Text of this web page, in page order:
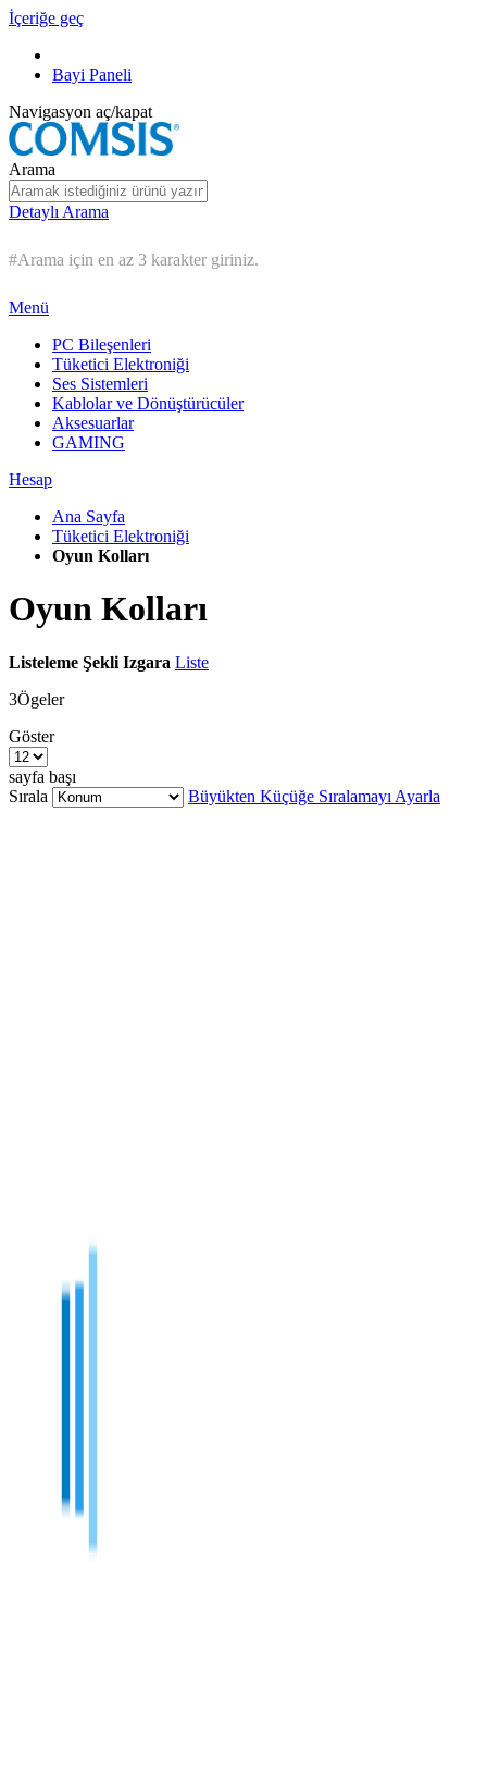
İçeriğe geç
Bayi Paneli
Navigasyon aç/kapat
Arama
Detaylı Arama
#Arama için en az 3 karakter giriniz.
Menü
PC Bileşenleri
Tüketici Elektroniği
Ses Sistemleri
Kablolar ve Dönüştürücüler
Aksesuarlar
GAMING
Hesap
Ana Sayfa
Tüketici Elektroniği
Oyun Kolları
Oyun Kolları
Listeleme Şekli Izgara Liste
3Ögeler
Göster
sayfa başı
Sırala
Büyükten Küçüğe Sıralamayı Ayarla